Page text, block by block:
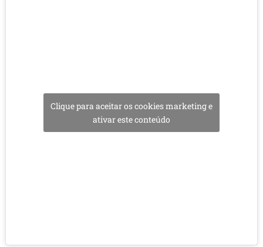
Clique para aceitar os cookies marketing e
ativar este conteúdo